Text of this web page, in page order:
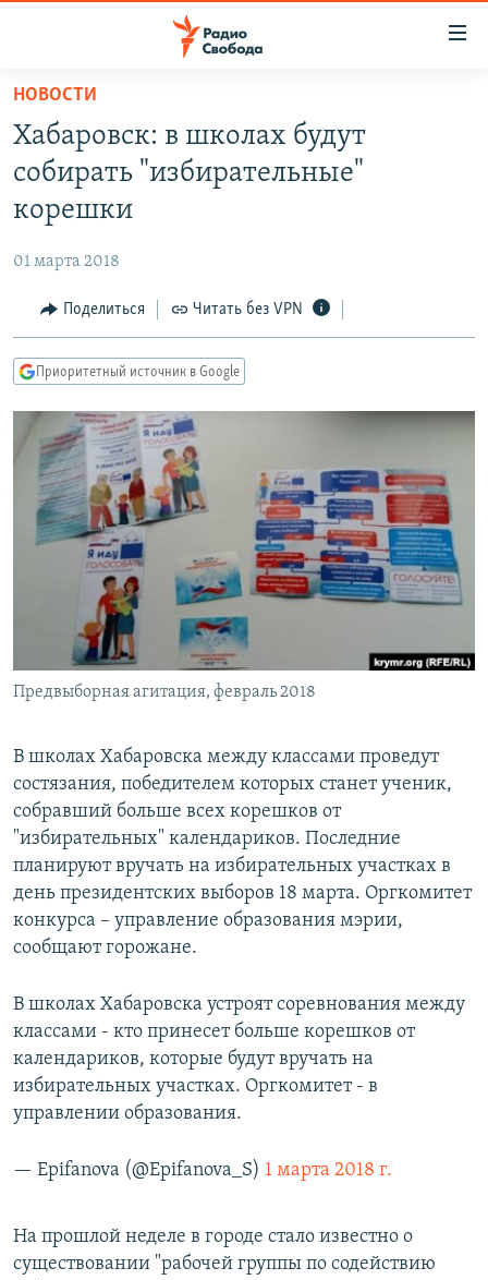
упрощенного
доступа
Вернуться
основному
Вернутся
Вернутся
поиску
ПРОГРАММЫ
ПОДКАСТЫ
АВТОРСКИЕ ПРОЕКТЫ
МНЕНИЯ
КУЛЬТУРА
КАВКАЗ.РЕАЛИИ
СЕВЕР.РЕАЛИИ
СИБИРЬ.РЕАЛИИ
РАСПИСАНИЕ ВЕЩАНИЯ
ПОДПИШИТЕСЬ НА РАССЫЛКУ
СОЦИАЛЬНЫЕ СЕТИ
Все сайты РСЕ/РС
НОВОСТИ
Хабаровск: в школах будут
собирать "избирательные"
корешки
01 марта 2018
Поделиться Читать без VPN
Приоритетный источник в Google
Предвыборная агитация, февраль 2018
В школах Хабаровска между классами проведут
состязания, победителем которых станет ученик,
собравший больше всех корешков от
"избирательных" календариков. Последние
планируют вручать на избирательных участках в
день президентских выборов 18 марта. Оргкомитет
конкурса – управление образования мэрии,
сообщают горожане.
В школах Хабаровска устроят соревнования между
классами - кто принесет больше корешков от
календариков, которые будут вручать на
избирательных участках. Оргкомитет - в
управлении образования.
— Epifanova (@Epifanova_S) 1 марта 2018 г.
На прошлой неделе в городе стало известно о
существовании "рабочей группы по содействию